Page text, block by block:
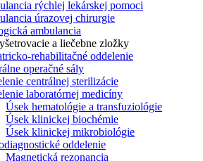
rýchlej lekárskej pomoci
úrazovej chirurgie
ambulancia
a liečebne zložky
rehabilitačné oddelenie
operačné sály
centrálnej sterilizácie
laboratórnej medicíny
Úsek hematológie a transfuziológie
Úsek klinickej biochémie
Úsek klinickej mikrobiológie
oddelenie
Magnetická rezonancia